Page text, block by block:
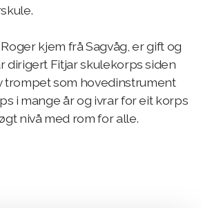
kjem frå Sagvåg, er gift og
dirigert Fitjar skulekorps siden
trompet som hovedinstrument
i mange år og ivrar for eit korps
nivå med rom for alle.